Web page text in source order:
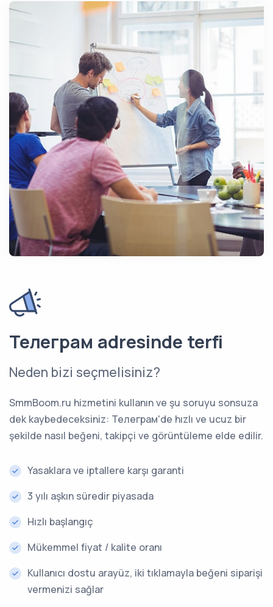
Телеграм adresinde terfi
Neden bizi seçmelisiniz?
SmmBoom.ru hizmetini kullanın ve şu soruyu sonsuza
dek kaybedeceksiniz: Телеграм'de hızlı ve ucuz bir
şekilde nasıl beğeni, takipçi ve görüntüleme elde edilir.
Yasaklara ve iptallere karşı garanti
3 yılı aşkın süredir piyasada
Hızlı başlangıç
Mükemmel fiyat / kalite oranı
Kullanıcı dostu arayüz, iki tıklamayla beğeni siparişi
vermenizi sağlar